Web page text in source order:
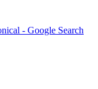
- Google Search